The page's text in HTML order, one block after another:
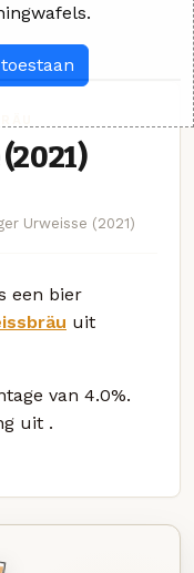
Urweisse (2021)
een bier
uit
van 4.0%.
uit .